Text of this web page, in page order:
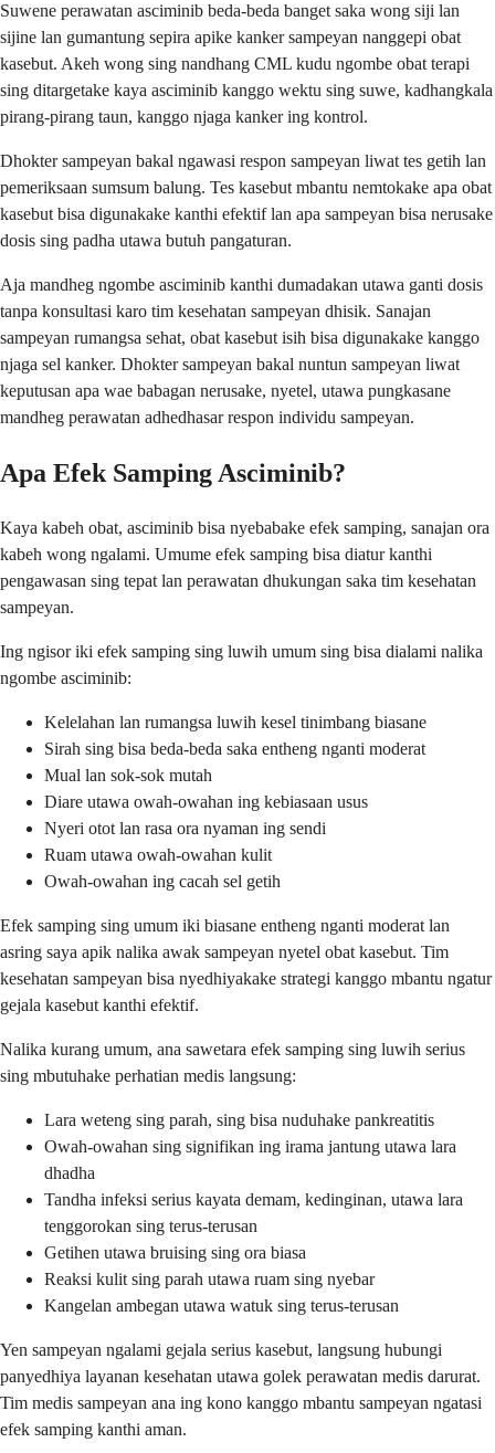
Suwene perawatan asciminib beda-beda banget saka wong siji lan
sijine lan gumantung sepira apike kanker sampeyan nanggepi obat
kasebut. Akeh wong sing nandhang CML kudu ngombe obat terapi
sing ditargetake kaya asciminib kanggo wektu sing suwe, kadhangkala
pirang-pirang taun, kanggo njaga kanker ing kontrol.
Dhokter sampeyan bakal ngawasi respon sampeyan liwat tes getih lan
pemeriksaan sumsum balung. Tes kasebut mbantu nemtokake apa obat
kasebut bisa digunakake kanthi efektif lan apa sampeyan bisa nerusake
dosis sing padha utawa butuh pangaturan.
Aja mandheg ngombe asciminib kanthi dumadakan utawa ganti dosis
tanpa konsultasi karo tim kesehatan sampeyan dhisik. Sanajan
sampeyan rumangsa sehat, obat kasebut isih bisa digunakake kanggo
njaga sel kanker. Dhokter sampeyan bakal nuntun sampeyan liwat
keputusan apa wae babagan nerusake, nyetel, utawa pungkasane
mandheg perawatan adhedhasar respon individu sampeyan.
Apa Efek Samping Asciminib?
Kaya kabeh obat, asciminib bisa nyebabake efek samping, sanajan ora
kabeh wong ngalami. Umume efek samping bisa diatur kanthi
pengawasan sing tepat lan perawatan dhukungan saka tim kesehatan
sampeyan.
Ing ngisor iki efek samping sing luwih umum sing bisa dialami nalika
ngombe asciminib:
Kelelahan lan rumangsa luwih kesel tinimbang biasane
Sirah sing bisa beda-beda saka entheng nganti moderat
Mual lan sok-sok mutah
Diare utawa owah-owahan ing kebiasaan usus
Nyeri otot lan rasa ora nyaman ing sendi
Ruam utawa owah-owahan kulit
Owah-owahan ing cacah sel getih
Efek samping sing umum iki biasane entheng nganti moderat lan
asring saya apik nalika awak sampeyan nyetel obat kasebut. Tim
kesehatan sampeyan bisa nyedhiyakake strategi kanggo mbantu ngatur
gejala kasebut kanthi efektif.
Nalika kurang umum, ana sawetara efek samping sing luwih serius
sing mbutuhake perhatian medis langsung:
Lara weteng sing parah, sing bisa nuduhake pankreatitis
Owah-owahan sing signifikan ing irama jantung utawa lara
dhadha
Tandha infeksi serius kayata demam, kedinginan, utawa lara
tenggorokan sing terus-terusan
Getihen utawa bruising sing ora biasa
Reaksi kulit sing parah utawa ruam sing nyebar
Kangelan ambegan utawa watuk sing terus-terusan
Yen sampeyan ngalami gejala serius kasebut, langsung hubungi
panyedhiya layanan kesehatan utawa golek perawatan medis darurat.
Tim medis sampeyan ana ing kono kanggo mbantu sampeyan ngatasi
efek samping kanthi aman.